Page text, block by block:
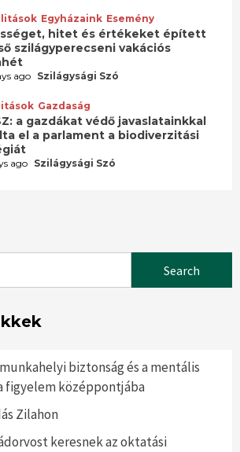
Egyházaink Esemény
hitet és értékeket épített
szilágyperecseni vakációs
ago Szilágysági Szó
Gazdaság
a gazdákat védő javaslatainkkal
el a parlament a biodiverzitási
ago Szilágysági Szó
biztonság és a mentális
figyelem középpontjába
Zilahon
keresnek az oktatási